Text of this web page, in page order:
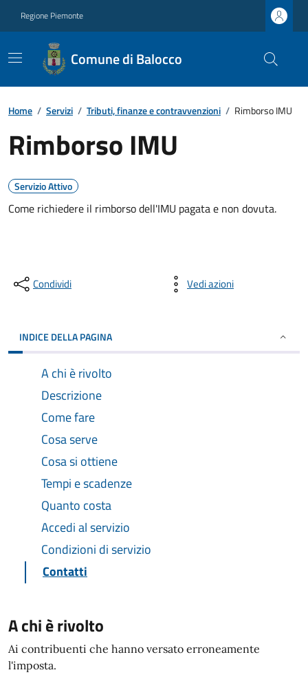
Regione Piemonte
Comune di Balocco
Home / Servizi / Tributi, finanze e contravvenzioni / Rimborso IMU
Rimborso IMU
Servizio Attivo
Come richiedere il rimborso dell'IMU pagata e non dovuta.
Condividi Vedi azioni
INDICE DELLA PAGINA
A chi è rivolto
Descrizione
Come fare
Cosa serve
Cosa si ottiene
Tempi e scadenze
Quanto costa
Accedi al servizio
Condizioni di servizio
Contatti
A chi è rivolto
Ai contribuenti che hanno versato erroneamente
l'imposta.